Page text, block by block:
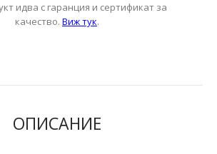
идва с гаранция и сертификат за
качество. Виж тук.
ОПИСАНИЕ